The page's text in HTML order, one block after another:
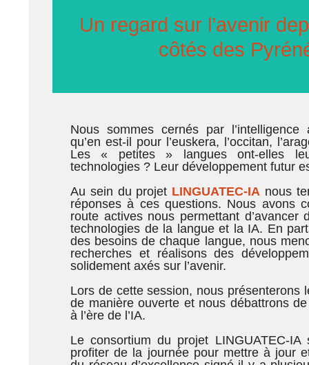
Un regard sur l’avenir
côtés des
Nous sommes cernés par l’intelligence
qu’en est-il pour l’euskera, l’occitan,
Les « petites » langues ont-elles
technologies ? Leur développement futur
Au sein du projet LINGUATEC-IA nous
réponses à ces questions. Nous avons
route actives nous permettant d’avancer
technologies de la langue et la IA. En
des besoins de chaque langue, nous
recherches et réalisons des
solidement axés sur l’avenir.
Lors de cette session, nous présenterons
de manière ouverte et nous débattrons
à l’ère de l’IA.
Le consortium du projet LINGUATEC-IA
profiter de la journée pour mettre à jour